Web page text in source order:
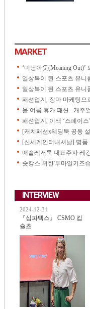
MARKET
‘미닝아웃(Meaning Out)’
일상복이 된 스포츠 유니
일상복이 된 스포츠 유니
패션업계, 장마 마케팅으
올 여름 휴가 패션...캐주
패션업계, 이색 ‘스페이스
[캐치패션x웨딩북 공동
[신세계인터내셔날] 명품
애슬레저룩 대표주자 레
숏캉스 위한'투마일키즈
INTERVIEW
2024-12-31
『심파텍스』 CSMO 킴
슐츠